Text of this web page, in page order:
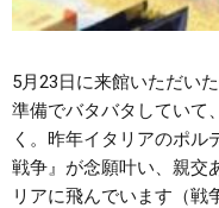
5月23日に来館いただい
準備でバタバタしていて
く。昨年イタリアのポ
戦争』が念願叶い、親交
リアに飛んでいます（